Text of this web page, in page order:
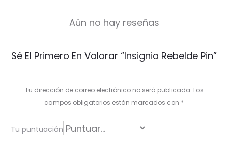
V
a
r
Aún no hay reseñas
Sé El Primero En Valorar “Insignia Rebelde Pin”
Tu dirección de correo electrónico no será publicada. Los
campos obligatorios están marcados con *
Tu puntuación